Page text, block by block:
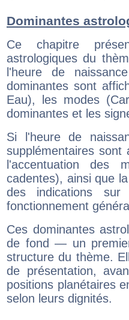
Dominantes
Ce chapitre
astrologiques du
l'heure de
dominantes sont
Eau), les modes
dominantes et les
Si l'heure de
supplémentaires sont
l'accentuation des
cadentes), ainsi que
des indications sur
fonctionnement
Ces dominantes
de fond — un
structure du thème.
de présentation,
positions planétaires
selon leurs dignités.